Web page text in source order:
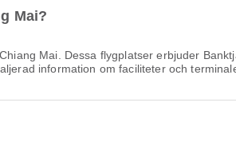
Mai?
Mai. Dessa flygplatser erbjuder
information om faciliteter och